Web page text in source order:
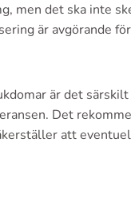
men det ska inte
är avgörande
är det
Det
att